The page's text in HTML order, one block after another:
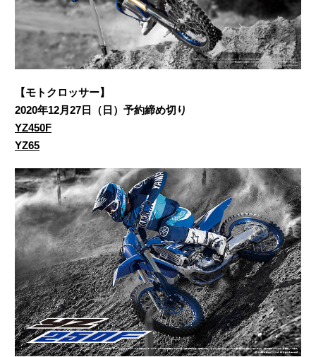
【モトクロッサー】
2020年12月27日（日）予約締め切り
YZ450F
YZ65